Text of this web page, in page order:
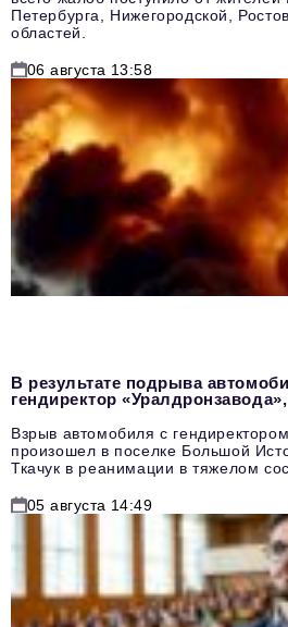
Петербурга, Нижегородской,
областей.
06 августа 13:58
В результате подрыва
гендиректор
Взрыв автомобиля с
произошел в поселке Большой
Ткачук в реанимации в тяжелом
05 августа 14:49